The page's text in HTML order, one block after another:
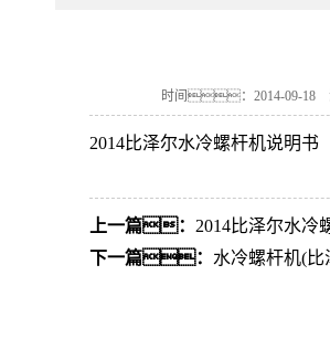
时间：2014-09-18
2014比泽尔水冷螺杆机说明书
上一篇： 2014比泽尔水冷
下一篇： 水冷螺杆机(比